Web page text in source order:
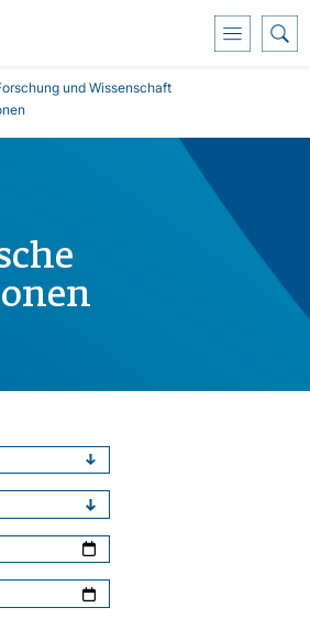
und Wissenschaft